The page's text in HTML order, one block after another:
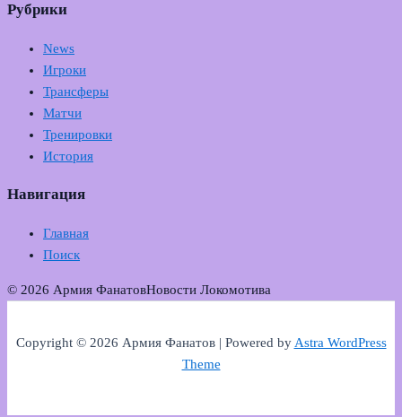
Рубрики
News
Игроки
Трансферы
Матчи
Тренировки
История
Навигация
Главная
Поиск
© 2026 Армия ФанатовНовости Локомотива
Copyright © 2026 Армия Фанатов | Powered byAstra WordPress
Theme